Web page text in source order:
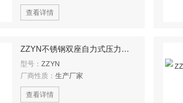
查看详情
ZZYN不锈钢双座自力式压力调节阀
型号： ZZYN
厂商性质： 生产厂家
查看详情